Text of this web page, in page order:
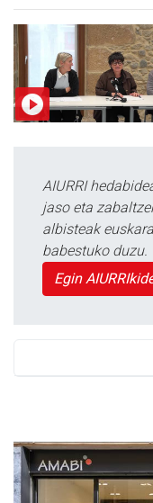
AIURRI
jaso eta
albisteak
babestuko duzu.
Egin